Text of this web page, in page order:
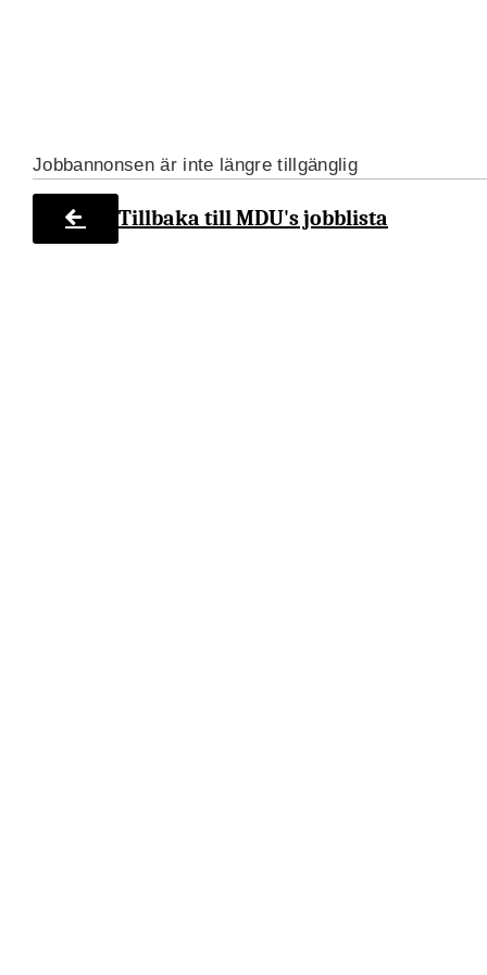
Jobbannonsen är inte längre tillgänglig
Tillbaka till MDU's jobblista